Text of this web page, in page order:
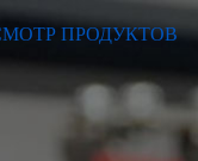
ПРОДУКТОВ